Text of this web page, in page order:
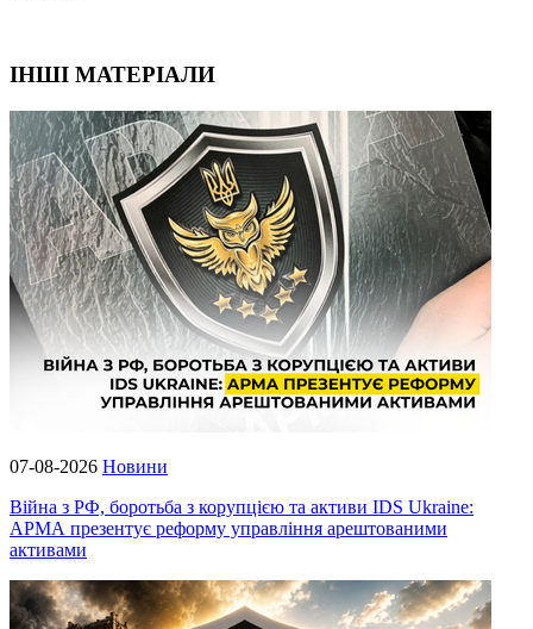
ІНШІ МАТЕРІАЛИ
07-08-2026 Новини
Війна з РФ, боротьба з корупцією та активи IDS Ukraine:
АРМА презентує реформу управління арештованими
активами